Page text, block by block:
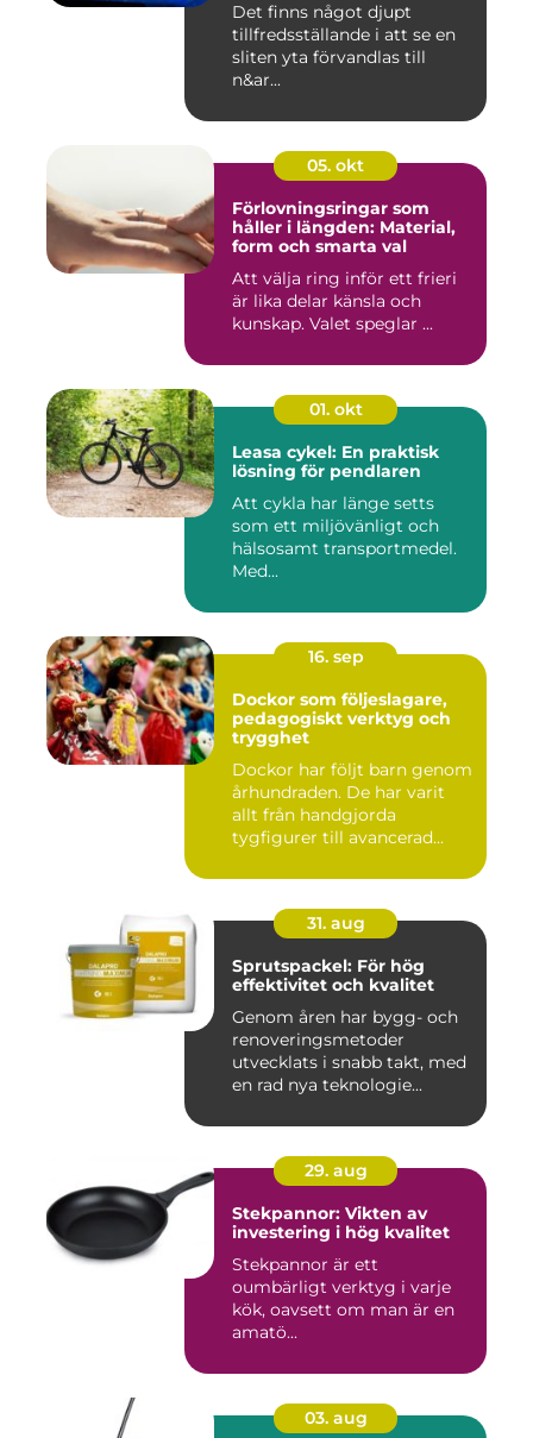
Det finns något djupt
tillfredsställande i att se en
sliten yta förvandlas till
n&ar...
05. okt
Förlovningsringar som
håller i längden: Material,
form och smarta val
Att välja ring inför ett frieri
är lika delar känsla och
kunskap. Valet speglar ...
01. okt
Leasa cykel: En praktisk
lösning för pendlaren
Att cykla har länge setts
som ett miljövänligt och
hälsosamt transportmedel.
Med...
16. sep
Dockor som följeslagare,
pedagogiskt verktyg och
trygghet
Dockor har följt barn genom
århundraden. De har varit
allt från handgjorda
tygfigurer till avancerad...
31. aug
Sprutspackel: För hög
effektivitet och kvalitet
Genom åren har bygg- och
renoveringsmetoder
utvecklats i snabb takt, med
en rad nya teknologie...
29. aug
Stekpannor: Vikten av
investering i hög kvalitet
Stekpannor är ett
oumbärligt verktyg i varje
kök, oavsett om man är en
amatö...
03. aug